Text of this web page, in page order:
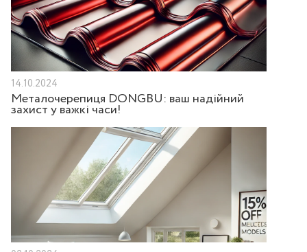
14.10.2024
Металочерепиця DONGBU: ваш надійний
захист у важкі часи!